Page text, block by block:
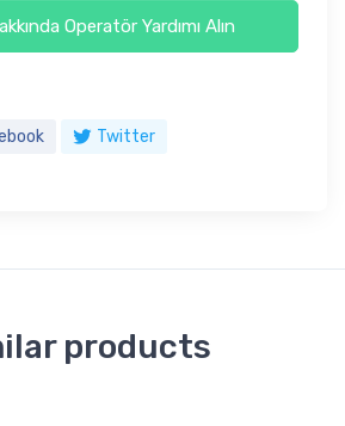
Operatör Yardımı Alın
Twitter
products